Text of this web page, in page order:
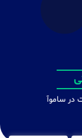
در ساموآ